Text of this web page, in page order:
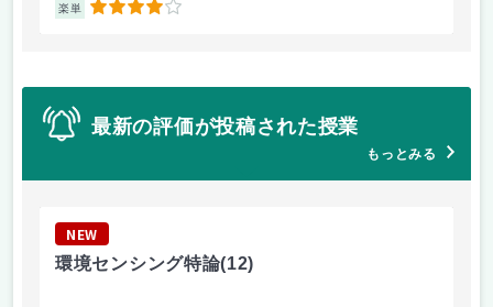
楽単 4
最新の評価が投稿された授業
もっとみる
NEW
環境センシング特論(12)